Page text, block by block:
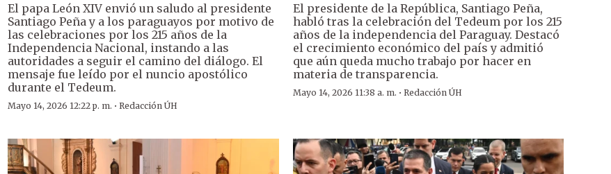
El papa León XIV envió un saludo al presidente
Santiago Peña y a los paraguayos por motivo de
las celebraciones por los 215 años de la
Independencia Nacional, instando a las
autoridades a seguir el camino del diálogo. El
mensaje fue leído por el nuncio apostólico
durante el Tedeum.
Mayo 14, 2026 12:22 p. m. ·Redacción ÚH
El presidente de la República, Santiago Peña,
habló tras la celebración del Tedeum por los 215
años de la independencia del Paraguay. Destacó
el crecimiento económico del país y admitió
que aún queda mucho trabajo por hacer en
materia de transparencia.
Mayo 14, 2026 11:38 a. m. · Redacción ÚH